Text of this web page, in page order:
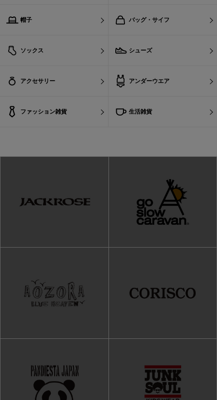
帽子 バッグ・サイフ
ソックス シューズ
アクセサリー アンダーウエア
ファッション雑貨 生活雑貨